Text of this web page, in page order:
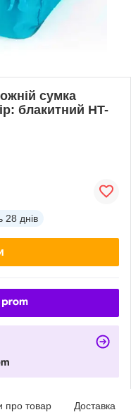
сумка
блакитний HT-
28 днів
про товар Доставка